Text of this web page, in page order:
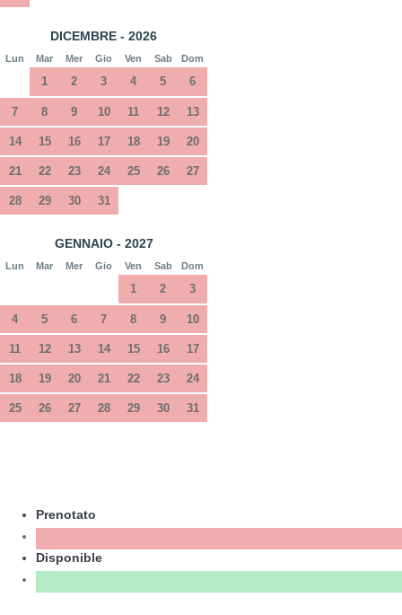
DICEMBRE - 2026
Lun Mar Mer Gio Ven Sab Dom
1 2 3 4 5 6
7 8 9 10 11 12 13
14 15 16 17 18 19 20
21 22 23 24 25 26 27
28 29 30 31
GENNAIO - 2027
Lun Mar Mer Gio Ven Sab Dom
1 2 3
4 5 6 7 8 9 10
11 12 13 14 15 16 17
18 19 20 21 22 23 24
25 26 27 28 29 30 31
Prenotato
Disponible